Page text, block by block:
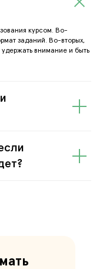
курсом. Во-
заданий. Во-вторых,
внимание и быть